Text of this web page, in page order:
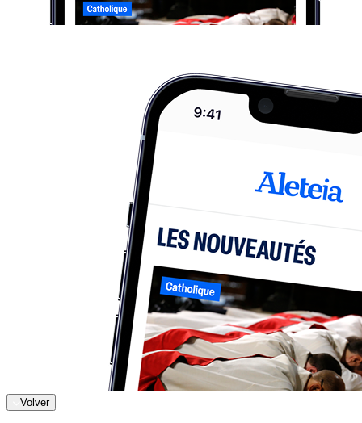
Volver